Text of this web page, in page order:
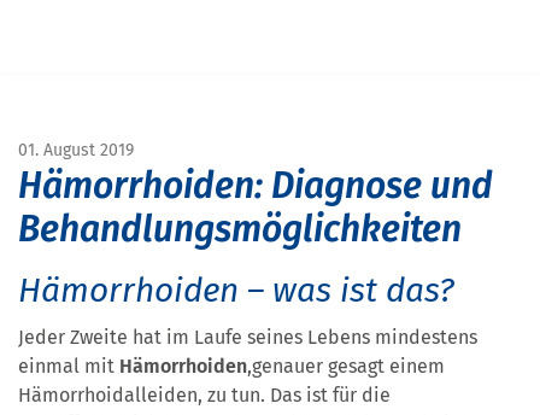
01. August 2019
Hämorrhoiden: Diagnose und
Behandlungsmöglichkeiten
Hämorrhoiden – was ist das?
Jeder Zweite hat im Laufe seines Lebens mindestens
einmal mit Hämorrhoiden,genauer gesagt einem
Hämorrhoidalleiden, zu tun. Das ist für die